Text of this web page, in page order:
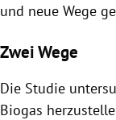
und neue Wege
Zwei Wege
Die Studie
Biogas